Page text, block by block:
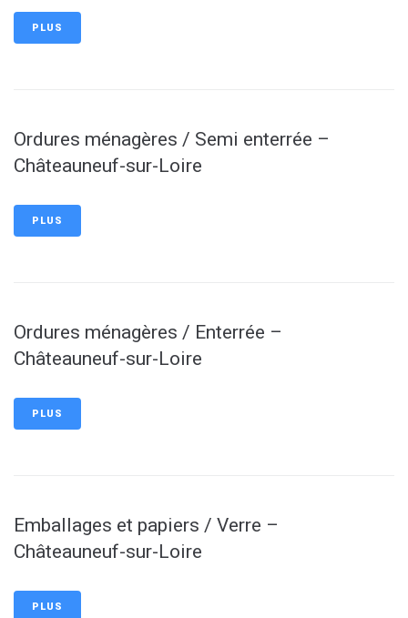
PLUS
Ordures ménagères / Semi enterrée –
Châteauneuf-sur-Loire
PLUS
Ordures ménagères / Enterrée –
Châteauneuf-sur-Loire
PLUS
Emballages et papiers / Verre –
Châteauneuf-sur-Loire
PLUS